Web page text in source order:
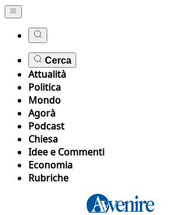
Cerca
Attualità
Politica
Mondo
Agorà
Podcast
Chiesa
Idee e Commenti
Economia
Rubriche